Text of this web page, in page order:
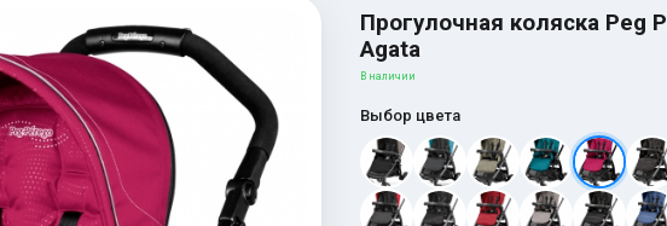
Прогулочная коляска Peg
Agata
В наличии
Выбор цвета